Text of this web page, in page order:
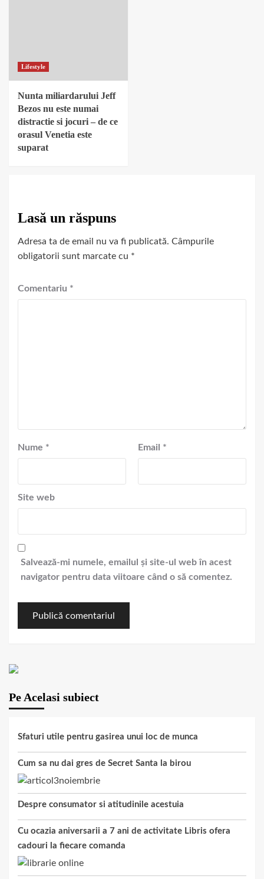
Lifestyle
Nunta miliardarului Jeff
Bezos nu este numai
distractie si jocuri – de ce
orasul Venetia este
suparat
Lasă un răspuns
Adresa ta de email nu va fi publicată. Câmpurile
obligatorii sunt marcate cu *
Comentariu *
Nume * Email *
Site web
Salvează-mi numele, emailul și site-ul web în acest
navigator pentru data viitoare când o să comentez.
Pe Acelasi subiect
Sfaturi utile pentru gasirea unui loc de munca
Cum sa nu dai gres de Secret Santa la birou
Despre consumator si atitudinile acestuia
Cu ocazia aniversarii a 7 ani de activitate Libris ofera
cadouri la fiecare comanda